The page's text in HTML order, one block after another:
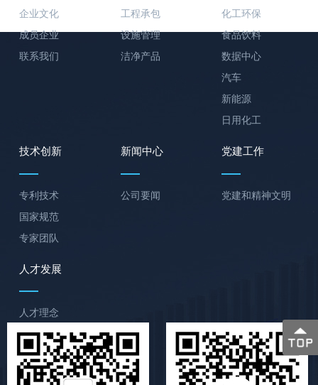
企业文化
成员企业
联系我们
工程承包
设施管理
洁净产品
化工环保
食品饮料
数据中心
汽车
新能源
日用化工
技术创新
专利技术
国家规范
专家团队
新闻中心
公司要闻
党建工作
党建和精神文明
人才发展
人才理念